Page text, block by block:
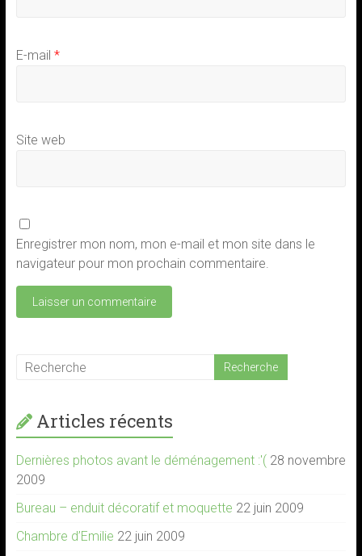
E-mail *
Site web
Enregistrer mon nom, mon e-mail et mon site dans le
navigateur pour mon prochain commentaire.
Articles récents
Dernières photos avant le déménagement :'( 28 novembre
2009
Bureau – enduit décoratif et moquette 22 juin 2009
Chambre d’Emilie 22 juin 2009